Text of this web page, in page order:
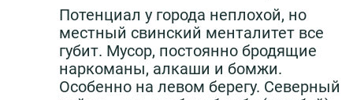
Потенциал у города неплохой, но
местный свинский менталитет все
губит. Мусор, постоянно бродящие
наркоманы, алкаши и бомжи.
Особенно на левом берегу. Северный